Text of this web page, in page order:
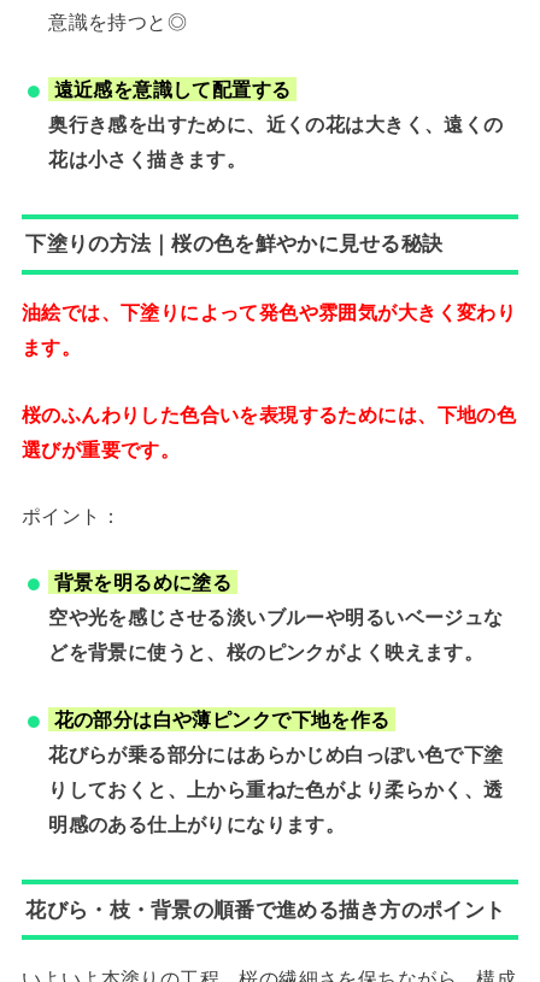
意識を持つと◎
遠近感を意識して配置する
奥行き感を出すために、近くの花は大きく、遠くの
花は小さく描きます。
下塗りの方法｜桜の色を鮮やかに見せる秘訣
油絵では、下塗りによって発色や雰囲気が大きく変わり
ます。
桜のふんわりした色合いを表現するためには、下地の色
選びが重要です。
ポイント：
背景を明るめに塗る
空や光を感じさせる淡いブルーや明るいベージュな
どを背景に使うと、桜のピンクがよく映えます。
花の部分は白や薄ピンクで下地を作る
花びらが乗る部分にはあらかじめ白っぽい色で下塗
りしておくと、上から重ねた色がより柔らかく、透
明感のある仕上がりになります。
花びら・枝・背景の順番で進める描き方のポイント